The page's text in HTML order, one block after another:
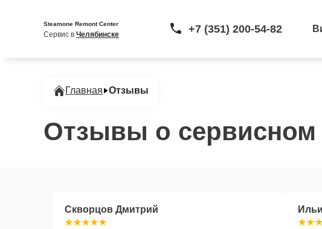
Steamone Remont Center
Сервис в Челябинске +7 (351) 200-54-82
Главная Отзывы
Отзывы о сервисном
Скворцов Дмитрий